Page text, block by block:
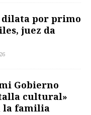
dilata por primo
juez da
Gobierno
cultural»
la familia